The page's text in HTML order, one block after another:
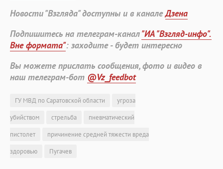
Новости "Взгляда" доступны и в каналеДзена
Подпишитесь на телеграм-канал"ИА "Взгляд-инфо".
Вне формата": заходите - будет интересно
Вы можете прислать сообщения, фото и видео в
наш телеграм-бот @Vz_feedbot
ГУ МВД по Саратовской области
угроза
убийством
стрельба
пневматический
пистолет
причинение средней тяжести вреда
здоровью
Пугачев